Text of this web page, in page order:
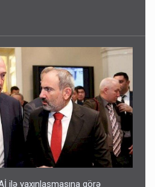
ilə yaxınlaşmasına görə